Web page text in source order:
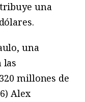
una
una
las
millones de
Alex